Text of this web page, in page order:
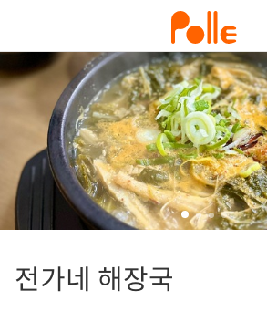
전가네 해장국